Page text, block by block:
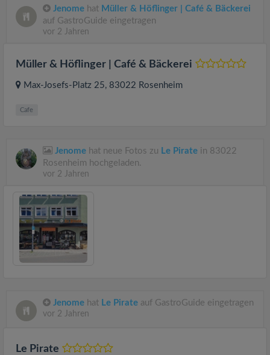
Jenome hat Müller & Höflinger | Café & Bäckerei
auf GastroGuide eingetragen
vor 2 Jahren
Müller & Höflinger | Café & Bäckerei
Max-Josefs-Platz 25, 83022 Rosenheim
Cafe
Jenome hat neue Fotos zu Le Pirate in 83022
Rosenheim hochgeladen.
vor 2 Jahren
Jenome hat Le Pirate auf GastroGuide eingetragen
vor 2 Jahren
Le Pirate